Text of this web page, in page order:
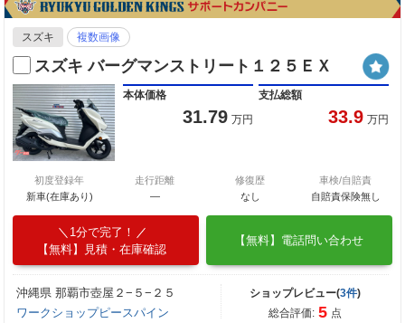
スズキ 複数画像
スズキ バーグマンストリート１２５ＥＸ
本体価格
31.79 万円
支払総額
33.9 万円
初度登録年
新車(在庫あり)
走行距離
―
修復歴
なし
車検/自賠責
自賠責保険無し
1分で完了！
【無料】見積・在庫確認
【無料】電話問い合わせ
沖縄県 那覇市壺屋２−５−２５
ワークショップピースパイン
ショップレビュー(3件)
総合評価: 5 点